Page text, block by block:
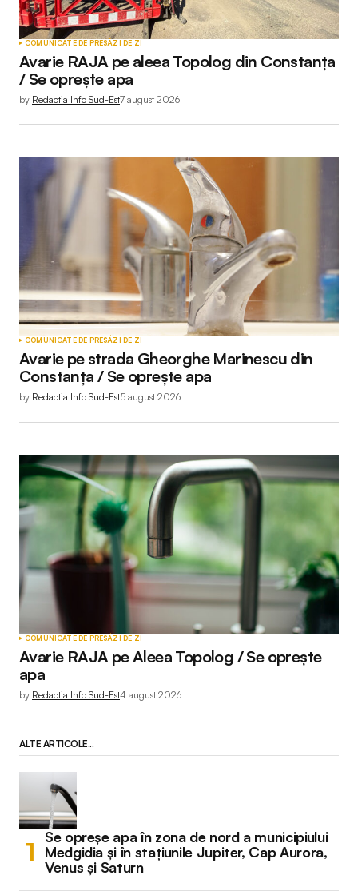
COMUNICATE DE PRESĂZI DE ZI
Avarie RAJA pe aleea Topolog din Constanța
/ Se oprește apa
by Redactia Info Sud-Est7 august 2026
COMUNICATE DE PRESĂZI DE ZI
Avarie pe strada Gheorghe Marinescu din
Constanța / Se oprește apa
by Redactia Info Sud-Est5 august 2026
COMUNICATE DE PRESĂZI DE ZI
Avarie RAJA pe Aleea Topolog / Se oprește
apa
by Redactia Info Sud-Est4 august 2026
ALTE ARTICOLE...
Se opreșe apa în zona de nord a municipiului
Medgidia și în stațiunile Jupiter, Cap Aurora,
Venus și Saturn